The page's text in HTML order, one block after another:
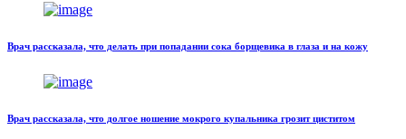
Врач рассказала, что делать при попадании сока борщевика в глаза и на кожу
Врач рассказала, что долгое ношение мокрого купальника грозит циститом